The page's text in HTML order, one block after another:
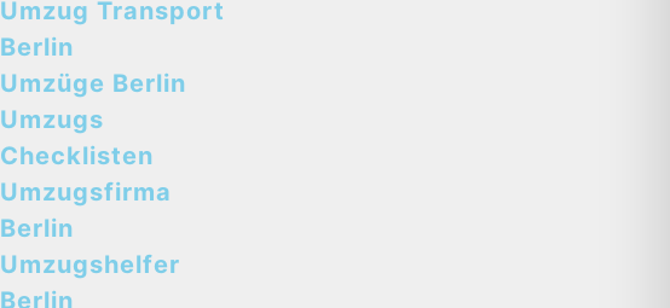
Umzug Transport
Berlin
Umzüge Berlin
Umzugs
Checklisten
Umzugsfirma
Berlin
Umzugshelfer
Berlin